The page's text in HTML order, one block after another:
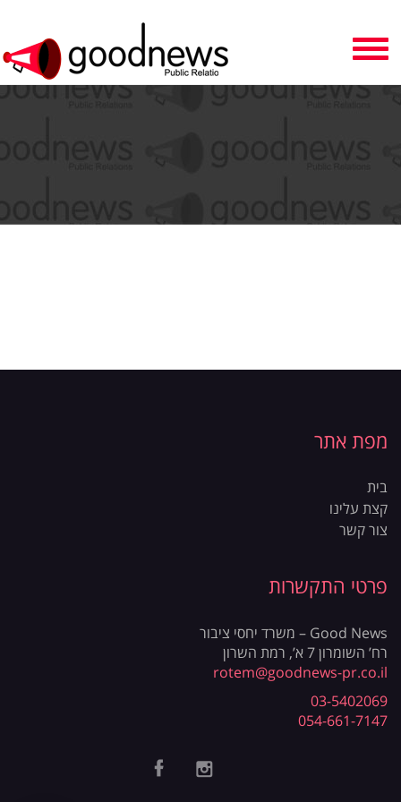
Toggle
navigation
מפת אתר
בית
קצת עלינו
צור קשר
פרטי התקשרות
Good News – משרד יחסי ציבור
רח’ השומרון 7 א’, רמת השרון
rotem@goodnews-pr.co.il
03-5402069
054-661-7147